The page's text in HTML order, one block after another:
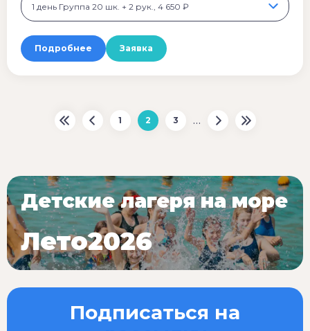
1 день Группа 20 шк. + 2 рук., 4 650 ₽
Подробнее Заявка
1 2 3 …
Подписаться на
Детские лагеря на море
Лето2026